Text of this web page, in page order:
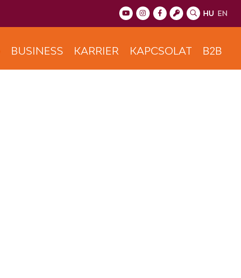
HU EN
BUSINESS KARRIER KAPCSOLAT B2B